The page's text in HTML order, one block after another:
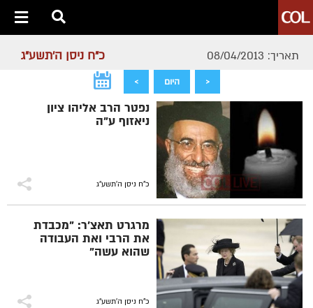
תאריך: 08/04/2013 כ"ח ניסן ה׳תשע״ג
< היום >
נפטר הרב אליהו ציון
ניאזוף ע"ה
כ"ח ניסן ה׳תשע״ג
מרגרט תאצ'ר: "מכבדת
את הרבי ואת העבודה
שהוא עשה"
כ"ח ניסן ה׳תשע״ג